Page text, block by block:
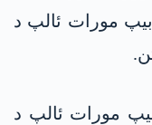
مورات ئالپ د
مورات ئالپ د